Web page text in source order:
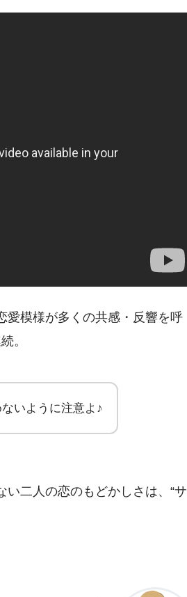
愛模様が多くの共感・反響を呼
。
いように注意よ♪
二人の恋のもどかしさは、“サ